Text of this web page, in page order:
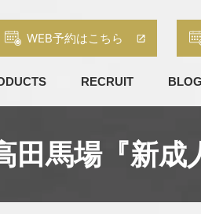
WEB予約はこちら
RECRUIT BLOG
馬場『新成